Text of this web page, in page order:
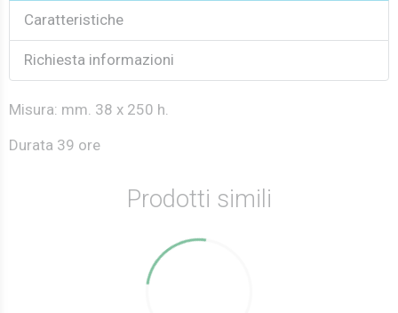
Caratteristiche
Richiesta informazioni
Misura: mm. 38 x 250 h.
Durata 39 ore
Prodotti simili